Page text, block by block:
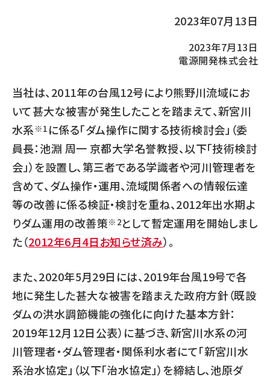
2023年07月13日
2023年7月13日
電源開発株式会社
当社は、2011年の台風12号により熊野川流域にお
いて甚大な被害が発生したことを踏まえて、新宮川
水系 ※1 に係る「ダム操作に関する技術検討会」（委
員長：池淵 周一 京都大学名誉教授、以下「技術検討
会」）を設置し、第三者である学識者や河川管理者を
含めて、ダム操作・運用、流域関係者への情報伝達
等の改善に係る検証・検討を重ね、2012年出水期よ
りダム運用の改善策※2として暫定運用を開始しまし
た（2012年6月4日お知らせ済み）。
また、2020年5月29日には、2019年台風19号で各
地に発生した甚大な被害を踏まえた政府方針（既設
ダムの洪水調節機能の強化に向けた基本方針：
2019年12月12日公表）に基づき、新宮川水系の河
川管理者・ダム管理者・関係利水者にて「新宮川水
系治水協定」（以下「治水協定」）を締結し、池原ダ